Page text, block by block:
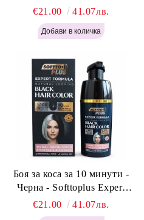
Softtoplus Expert Woman
Light Brown 400мл
€21.00 41.07лв.
Боя за коса за 10 минути -
Черна - Softtoplus Expert
Woman Black 400мл
€21.00 41.07лв.